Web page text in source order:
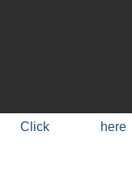
Click